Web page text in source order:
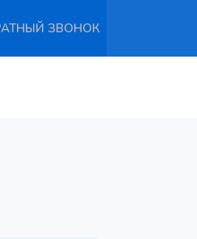
ЗВОНОК